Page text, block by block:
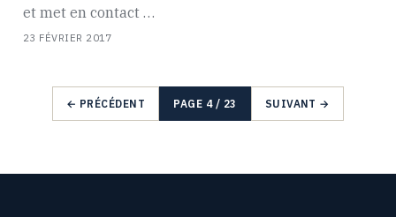
et met en contact …
23 FÉVRIER 2017
← PRÉCÉDENT PAGE 4 / 23 SUIVANT →